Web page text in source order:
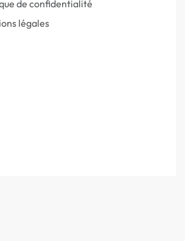
de confidentialité
légales